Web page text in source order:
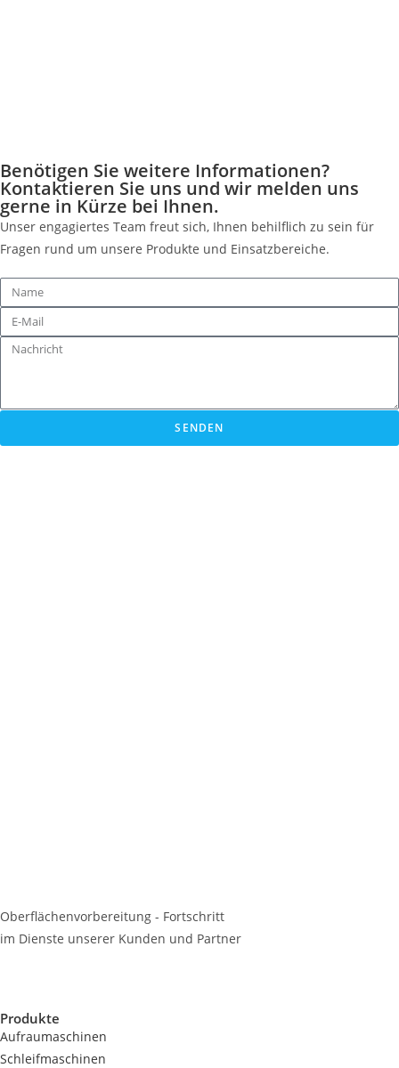
Benötigen Sie weitere Informationen?
Kontaktieren Sie uns und wir melden uns
gerne in Kürze bei Ihnen.
Unser engagiertes Team freut sich, Ihnen behilflich zu sein für
Fragen rund um unsere Produkte und Einsatzbereiche.
SENDEN
Oberflächenvorbereitung - Fortschritt
im Dienste unserer Kunden und Partner
Produkte
Aufraumaschinen
Schleifmaschinen